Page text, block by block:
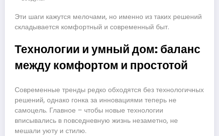
Эти шаги кажутся мелочами, но именно из таких решений
складывается комфортный и современный быт.
Технологии и умный дом: баланс
между комфортом и простотой
Современные тренды редко обходятся без технологичных
решений, однако гонка за инновациями теперь не
самоцель. Главное – чтобы новые технологии
вписывались в повседневную жизнь незаметно, не
мешали уюту и стилю.